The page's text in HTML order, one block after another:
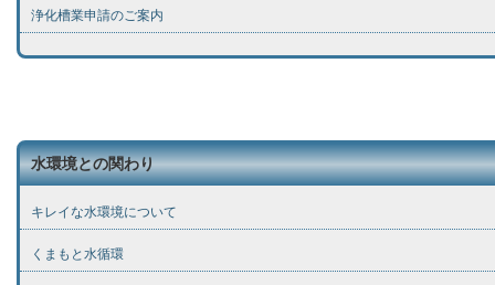
浄化槽業申請のご案内
水環境との関わり
キレイな水環境について
くまもと水循環